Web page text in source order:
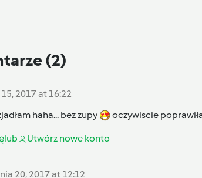
(2)
2017 at 16:22
haha... bez zupy
oczywiscie
lub Utwórz nowe konto
20, 2017 at 12:12